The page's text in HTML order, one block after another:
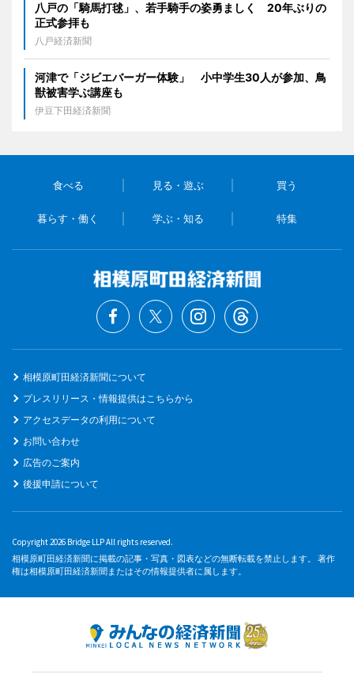
八戸の「騎馬打毬」、若手騎手の姿勇ましく 20年ぶりの
正式参拝も
八戸経済新聞
河津で「ジビエバーガー体験」 小中学生30人が参加、鳥
獣被害学ぶ講座も
伊豆下田経済新聞
食べる 見る・遊ぶ 買う
暮らす・働く 学ぶ・知る 特集
相模原町田経済新聞について
プレスリリース・情報提供はこちらから
アクセスデータの利用について
お問い合わせ
広告のご案内
後援申請について
Copyright 2026 Bridge LLP All rights reserved.
相模原町田経済新聞に掲載の記事・写真・図表などの無断転載を禁止します。 著作
権は相模原町田経済新聞またはその情報提供者に属します。